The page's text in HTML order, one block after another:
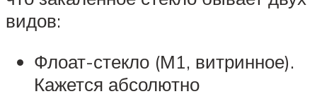
видов:
Флоат-стекло (М1, витринное).
Кажется абсолютно